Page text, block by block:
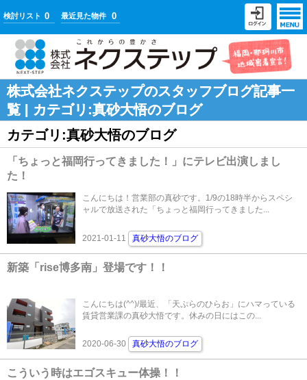
検討リスト 0 最近見た物件 0
株式会社ネクステップのスタッフブログ記事一
覧 | カテゴリ:真砂大悟のブログ
カテゴリ:真砂大悟のブログ
「ちょっと福岡行ってきました！」にテレビ出演しまし
た！
こんにちは！営業部の真砂です。1/9の18時半からスペシ
ャルで放送された「ちょっと福岡行ってきました...
2021-01-11 真砂大悟のブログ
新築「rise博多南」登場です！！
こんにちは(^^)/最近、「天ぷらのひらお」にハマっている
賃貸営業課の真砂大悟です。休みの日にはこの...
2020-06-30 真砂大悟のブログ
こういう時はエゴスキュー体操！！